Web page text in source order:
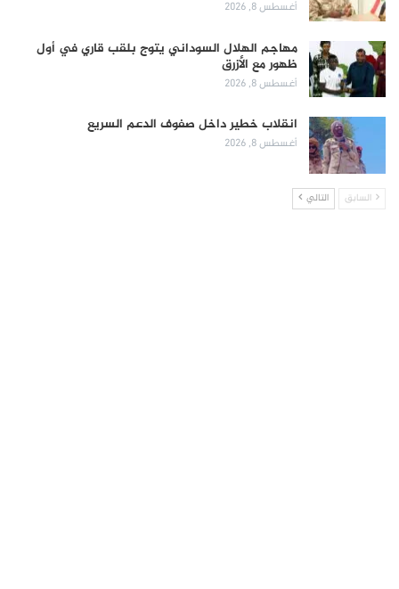
أغسطس 8, 2026
مهاجم الهلال السوداني يتوج بلقب قاري في أول
ظهور مع الأزرق
أغسطس 8, 2026
انقلاب خطير داخل صفوف الدعم السريع
أغسطس 8, 2026
السابق التالي